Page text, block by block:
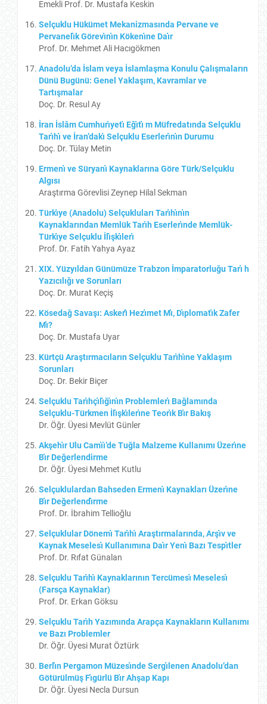
Emekli Prof. Dr. Mustafa Keskin
Selçuklu Hükümet Mekanizmasında Pervane ve
Pervanelı̇k Görevı̇nı̇n Kökenı̇ne Daı̇r
Prof. Dr. Mehmet Ali Hacıgökmen
Anadolu’da İslam veya İslamlaşma Konulu Çalışmaların
Dünü Bugünü: Genel Yaklaşım, Kavramlar ve
Tartışmalar
Doç. Dr. Resul Ay
İran İslâm Cumhurı̇yetı̇ Eğı̇tı̇ m Müfredatında Selçuklu
Tarı̇hı̇ ve İran’dakı̇ Selçuklu Eserlerı̇nı̇n Durumu
Doç. Dr. Tülay Metin
Ermenı̇ ve Süryanı̇ Kaynaklarına Göre Türk/Selçuklu
Algısı
Araştırma Görevlisi Zeynep Hilal Sekman
Türkı̇ye (Anadolu) Selçukluları Tarı̇hı̇nı̇n
Kaynaklarından Memlük Tarı̇h Eserlerı̇nde Memlük-
Türkı̇ye Selçuklu İlı̇şkı̇lerı̇
Prof. Dr. Fatih Yahya Ayaz
XIX. Yüzyıldan Günümüze Trabzon İmparatorluğu Tarı̇ h
Yazıcılığı ve Sorunları
Doç. Dr. Murat Keçiş
Kösedağ Savaşı: Askerı̂ Hezı̇met Mı̇, Dı̇plomatı̇k Zafer
Mı̇?
Doç. Dr. Mustafa Uyar
Kürtçü Araştırmacıların Selçuklu Tarı̇hı̇ne Yaklaşım
Sorunları
Doç. Dr. Bekir Biçer
Selçuklu Tarı̇hçı̇lı̇ğı̇nı̇n Problemlerı̇ Bağlamında
Selçuklu-Türkmen İlı̇şkı̇lerı̇ne Teorı̇k Bı̇r Bakış
Dr. Öğr. Üyesi Mevlüt Günler
Akşehı̇r Ulu Camı̇ı̇’de Tuğla Malzeme Kullanımı Üzerı̇ne
Bı̇r Değerlendirme
Dr. Öğr. Üyesi Mehmet Kutlu
Selçuklulardan Bahseden Ermenı̇ Kaynakları Üzerı̇ne
Bı̇r Değerlendı̇rme
Prof. Dr. İbrahim Tellioğlu
Selçuklular Dönemı̇ Tarı̇hı̇ Araştırmalarında, Arşı̇v ve
Kaynak Meselesı̇ Kullanımına Daı̇r Yenı̇ Bazı Tespı̇tler
Prof. Dr. Rıfat Günalan
Selçuklu Tarı̇hı̇ Kaynaklarının Tercümesı̇ Meselesı̇
(Farsça Kaynaklar)
Prof. Dr. Erkan Göksu
Selçuklu Tarı̇h Yazımında Arapça Kaynakların Kullanımı
ve Bazı Problemler
Dr. Öğr. Üyesi Murat Öztürk
Berlı̇n Pergamon Müzesı̇nde Sergı̇lenen Anadolu’dan
Götürülmüş Fı̇gürlü Bı̇r Ahşap Kapı
Dr. Öğr. Üyesi Necla Dursun